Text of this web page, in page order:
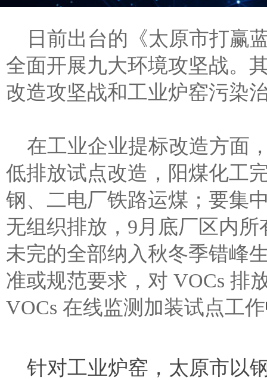
日前出台的《太原市打赢
全面开展九大环境攻坚战。
改造攻坚战和工业炉窑污染
在工业企业提标改造方面
低排放试点改造，阳煤化工
钢、二电厂铁路运煤；要集
无组织排放，9月底厂区内
未完的全部纳入秋冬季错峰
准或规范要求，对 VOCs 排
VOCs 在线监测加装试点工作
针对工业炉窑，太原市以